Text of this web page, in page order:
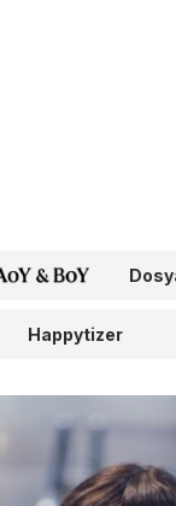
BoY
Happytizer